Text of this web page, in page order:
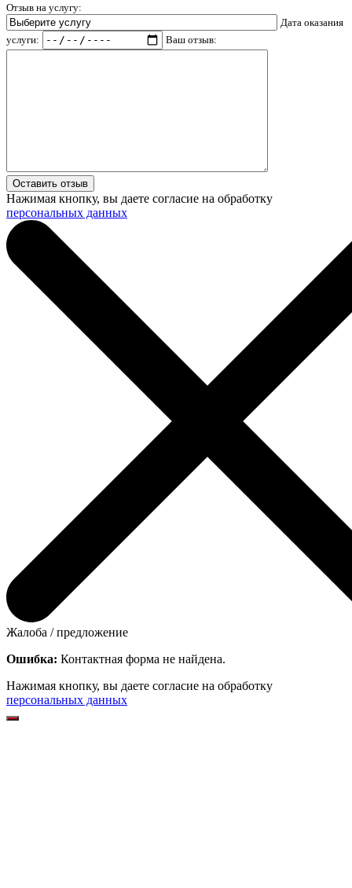
Отзыв на услугу:
Дата оказания
услуги:
Ваш отзыв:
Нажимая кнопку, вы даете согласие на обработку
персональных данных
Жалоба / предложение
Ошибка: Контактная форма не найдена.
Нажимая кнопку, вы даете согласие на обработку
персональных данных